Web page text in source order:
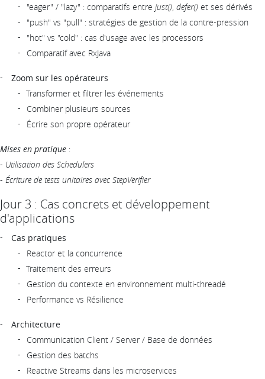
"eager" / "lazy" : comparatifs entre just(), defer() et ses dérivés
"push" vs "pull" : stratégies de gestion de la contre-pression
"hot" vs "cold" : cas d'usage avec les processors
Comparatif avec RxJava
Zoom sur les opérateurs
Transformer et filtrer les événements
Combiner plusieurs sources
Écrire son propre opérateur
Mises en pratique :
- Utilisation des Schedulers
- Écriture de tests unitaires avec StepVerifier
Jour 3 : Cas concrets et développement
d'applications
Cas pratiques
Reactor et la concurrence
Traitement des erreurs
Gestion du contexte en environnement multi-threadé
Performance vs Résilience
Architecture
Communication Client / Server / Base de données
Gestion des batchs
Reactive Streams dans les microservices